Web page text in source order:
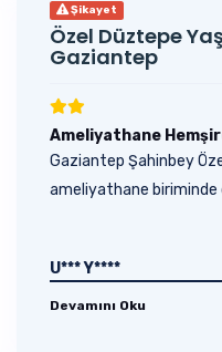
Şikayet
Özel Düztepe
Gaziantep
Ameliyathane
Gaziantep Şahinbey
ameliyathane biriminde
U*** Y****
Devamını Oku